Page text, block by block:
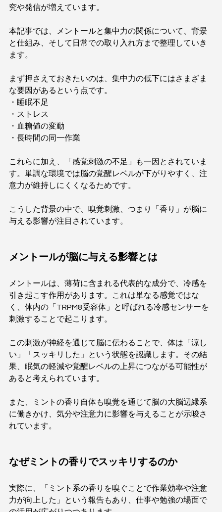
究や発信が増えています。
本記事では、メントールと集中力の関係について、背景
と仕組み、そして日常での取り入れ方まで整理していき
ます。
まず押さえておきたいのは、集中力の低下にはさまざま
な要因があるという点です。
・睡眠不足
・ストレス
・血糖値の変動
・長時間の同一作業
これらに加え、「感覚刺激の不足」も一因とされていま
す。単調な環境では脳の覚醒レベルが下がりやすく、注
意力が維持しにくくなるためです。
こうした背景の中で、嗅覚刺激、つまり「香り」が脳に
与える影響が注目されています。
メントールが脳に与える影響とは
メントールは、薄荷に含まれる代表的な成分で、冷感を
引き起こす作用があります。これは単なる感覚ではな
く、体内の「TRPM8受容体」と呼ばれる冷感センサーを
刺激することで起こります。
この刺激が神経を通じて脳に伝わることで、体は「涼し
い」「スッキリした」という状態を認識します。その結
果、眠気の軽減や覚醒レベルの上昇につながる可能性が
あると考えられています。
また、ミントの香り自体も嗅覚を通じて脳の大脳辺縁系
に働きかけ、気分や注意力に影響を与えることが示唆さ
れています。
なぜミントの香りでスッキリするのか
実際に、「ミント系の香りを嗅ぐことで作業効率や注意
力が向上した」という報告もあり、仕事や勉強の場面で